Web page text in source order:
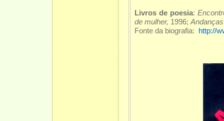
Livros de poesia:
de mulher, 1996;
Fonte da biografia:
http://